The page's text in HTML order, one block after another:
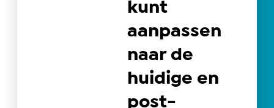
kunt
aanpassen
naar de
huidige en
post-